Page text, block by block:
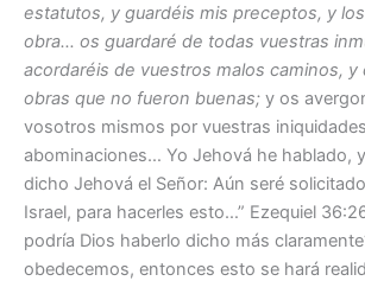
estatutos, y guardéis mis preceptos, y
obra… os guardaré de todas vuestras
acordaréis de vuestros malos caminos, y
obras que no fueron buenas; y os
vosotros mismos por vuestras
abominaciones… Yo Jehová he hablado,
dicho Jehová el Señor: Aún seré
Israel, para hacerles esto…” Ezequiel
podría Dios haberlo dicho más
obedecemos, entonces esto se hará